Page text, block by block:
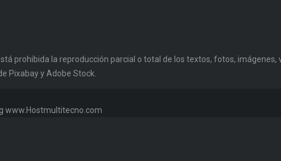
prohibida la reproducción parcial o total de los textos, fotos,
Pixabay y Adobe Stock.
www.Hostmultitecno.com